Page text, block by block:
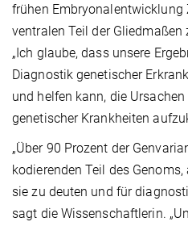
frühen Embryonalentwicklung
ventralen Teil der Gliedmaßen
„Ich glaube, dass unsere
Diagnostik genetischer
und helfen kann, die
genetischer Krankheiten
„Über 90 Prozent der
kodierenden Teil des
sie zu deuten und für
sagt die Wissenschaftlerin.